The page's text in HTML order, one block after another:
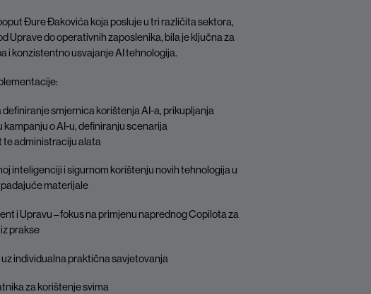
Đure Đakovića koja posluje u tri različita sektora,
Uprave do operativnih zaposlenika, bila je ključna za
i konzistentno usvajanje AI tehnologija.
smjernica korištenja AI-a, prikupljanja
o AI-u, definiranju scenarija
te administraciju alata
inteligenciji i sigurnom korištenju novih tehnologija u
materijale
i Upravu – fokus na primjenu naprednog Copilota za
prakse
individualna praktična savjetovanja
za korištenje svima